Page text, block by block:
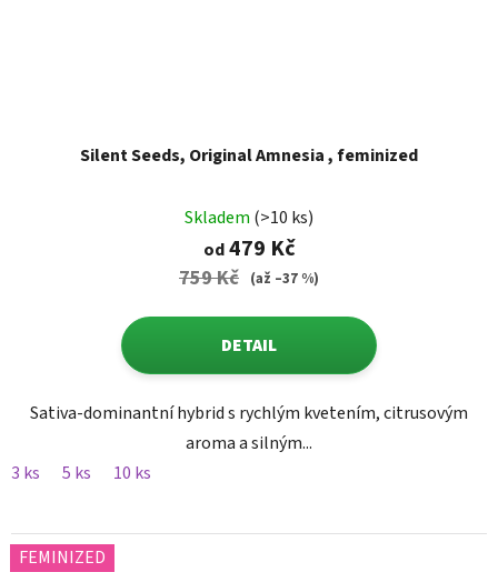
Silent Seeds, Original Amnesia , feminized
Skladem (>10 ks)
od479 Kč
759 Kč (až –37 %)
DETAIL
Sativa-dominantní hybrid s rychlým kvetením, citrusovým
aroma a silným...
3 ks
5 ks 10 ks
FEMINIZED